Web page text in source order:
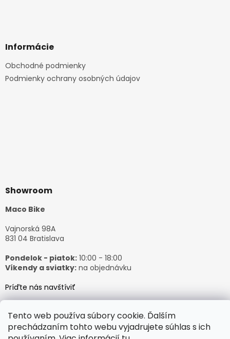
Tento web používa súbory cookie. Ďalším
prechádzaním tohto webu vyjadrujete súhlas s ich
Informácie
Obchodné podmienky
Podmienky ochrany osobných údajov
Showroom
Maco Bike
Vajnorská 98A
831 04 Bratislava
Pondelok - piatok: 10:00 - 18:00
Víkendy a sviatky: na objednávku
Príďte nás navštíviť